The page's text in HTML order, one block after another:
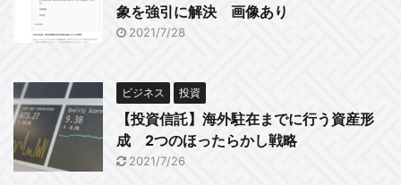
象を強引に解決 画像あり
2021/7/28
ビジネス 投資
【投資信託】海外駐在までに行う資産形
成 2つのほったらかし戦略
2021/7/26